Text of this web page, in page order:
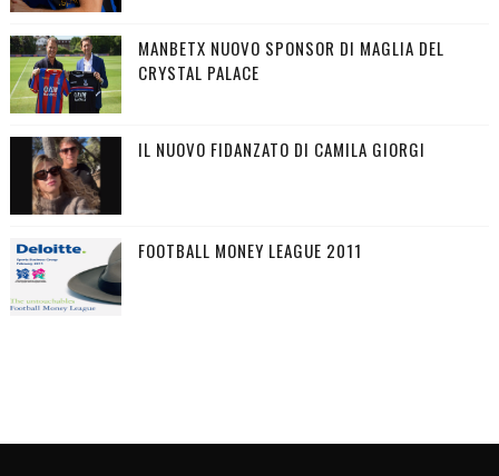
MANBETX NUOVO SPONSOR DI MAGLIA DEL
CRYSTAL PALACE
IL NUOVO FIDANZATO DI CAMILA GIORGI
FOOTBALL MONEY LEAGUE 2011